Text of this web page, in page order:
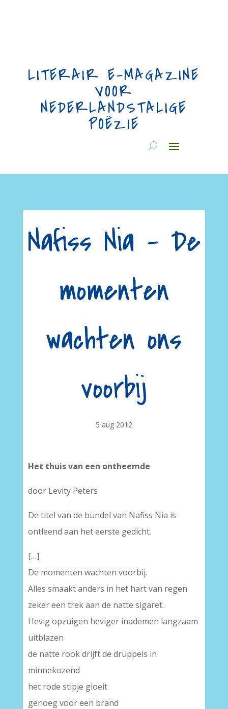
LITERAIR E-MAGAZINE
VOOR
NEDERLANDSTALIGE
POËZIE
Nafiss Nia – De
momenten
wachten ons
voorbij
5 aug 2012
Het thuis van een ontheemde
door Levity Peters
De titel van de bundel van Nafiss Nia is
ontleend aan het eerste gedicht.
[…]
De momenten wachten voorbij.
Alles smaakt anders in het hart van regen
zeker een trek aan de natte sigaret.
Hevig opzuigen heviger inademen langzaam
uitblazen
de natte rook drijft de druppels in
minnekozend
het rode stipje gloeit
genoeg voor een brand